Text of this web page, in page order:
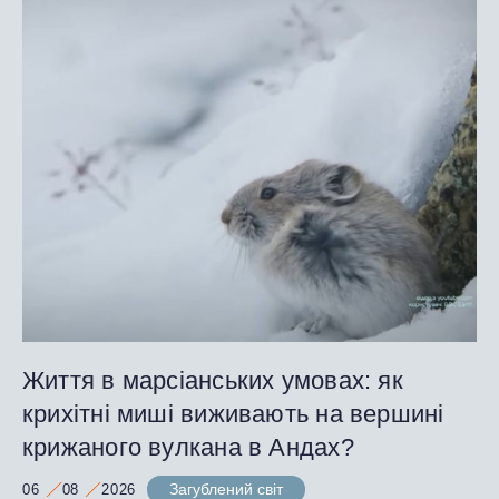
Життя в марсіанських умовах: як
крихітні миші виживають на вершині
крижаного вулкана в Андах?
06 08 2026
Загублений світ